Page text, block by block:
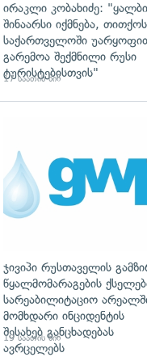
ირაკლი კობახიძე: "ყალბი
შინაარსი იქმნება, თითქოს
საქართველოში
გარემოა შექმნილი რუსი
ტურისტებისთვის"
17 საათის წინ
ჯივიპი რუსთაველის
წყალმომარაგების
სარეაბილიტაციო
მომხდარი ინციდენტის
შესახებ განცხადებას
ავრცელებს
19 საათის წინ